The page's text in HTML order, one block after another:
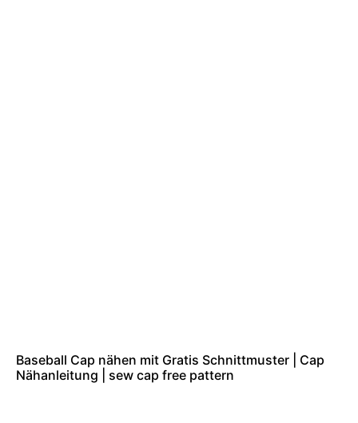
Baseball Cap nähen mit Gratis Schnittmuster | Cap
Nähanleitung | sew cap free pattern